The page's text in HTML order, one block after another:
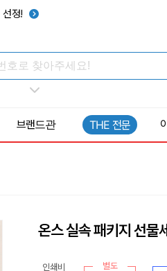
선정!
브랜드관 THE 전문
온스 실속 패키지 선물
인쇄비 별도